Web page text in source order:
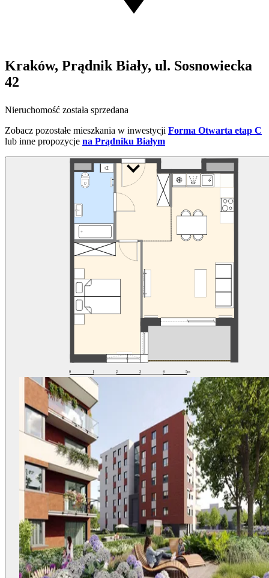
Kraków, Prądnik Biały, ul. Sosnowiecka
42
Nieruchomość została sprzedana
Zobacz pozostałe mieszkania w inwestycji Forma Otwarta etap C
lub inne propozycje na Prądniku Białym